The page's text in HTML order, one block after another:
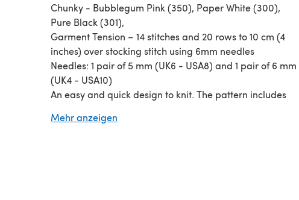
Chunky - Bubblegum Pink (350), Paper White (300),
Pure Black (301),
Garment Tension – 14 stitches and 20 rows to 10 cm (4
inches) over stocking stitch using 6mm needles
Needles: 1 pair of 5 mm (UK6 - USA8) and 1 pair of 6 mm
(UK4 - USA10)
An easy and quick design to knit. The pattern includes
full-page coloured intarsia chart for the Dog.
Mehr anzeigen